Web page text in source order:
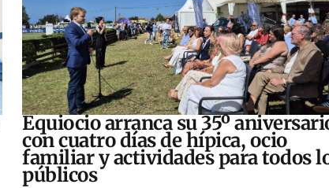
Equiocio arranca su 35º
con cuatro días de hípica, ocio
familiar y actividades para todos
públicos